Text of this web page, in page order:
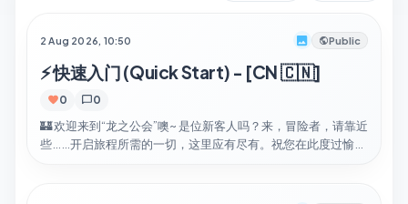
2 Aug 2026, 10:50 Public
⚡ 快速入门 (Quick Start) - [CN 🇨🇳]
0 0
🏰 欢迎来到“龙之公会”噢~ 是位新客人吗？来，冒险者，请靠近
些……开启旅程所需的一切，这里应有尽有。祝您在此度过愉快